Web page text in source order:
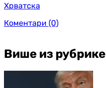
Хрватска
Коментари (0)
Више из рубрике